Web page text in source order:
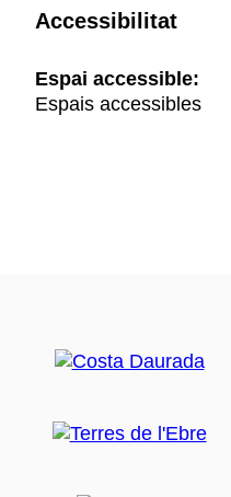
Accessibilitat
Espai accessible:
Espais accessibles